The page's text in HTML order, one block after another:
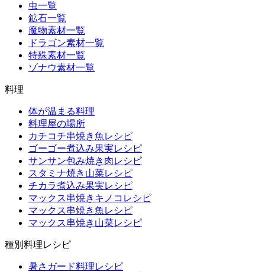
虫一覧
鉱石一覧
魔物素材一覧
ドラゴン素材一覧
特殊素材一覧
ゾナウ素材一覧
料理
体が温まる料理
料理屋の場所
カチコチ串焼き魚レシピ
ゴーゴー煮込み果実レシピ
サンサン包み焼き肉レシピ
スタミナ焼き山菜レシピ
チカラ煮込み果実レシピ
マックス串焼きキノコレシピ
マックス串焼き魚レシピ
マックス串焼き山菜レシピ
種別料理レシピ
暑さガード料理レシピ